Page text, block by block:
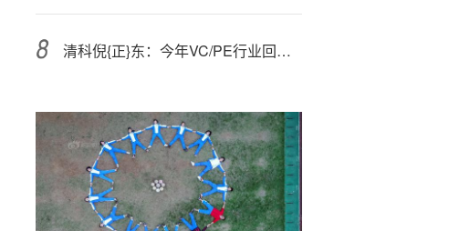
清科倪{正}东：今年VC/PE行业回暖了